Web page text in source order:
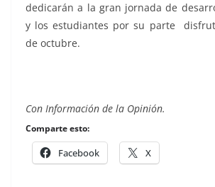
dedicarán a la gran jornada de
y los estudiantes por su parte
de octubre.
Con Información de la Opinión.
Comparte esto:
Facebook X